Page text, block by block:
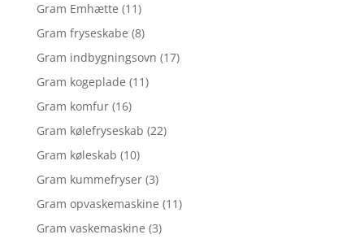
Gram Emhætte (11)
Gram fryseskabe (8)
Gram indbygningsovn (17)
Gram kogeplade (11)
Gram komfur (16)
Gram kølefryseskab (22)
Gram køleskab (10)
Gram kummefryser (3)
Gram opvaskemaskine (11)
Gram vaskemaskine (3)